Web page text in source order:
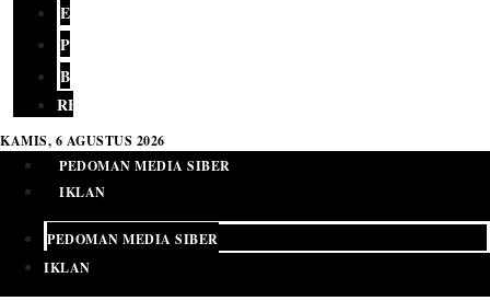
EKONOMI
PENDIDIKAN
BUDAYA
RELIGI
KAMIS, 6 AGUSTUS 2026
PEDOMAN MEDIA SIBER
IKLAN
PEDOMAN MEDIA SIBER
IKLAN